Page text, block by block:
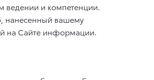
ведении и компетенции.
нанесенный вашему
на Сайте информации.